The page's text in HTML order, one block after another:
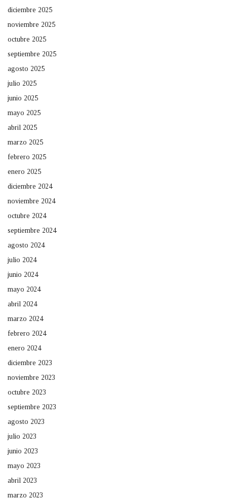
diciembre 2025
noviembre 2025
octubre 2025
septiembre 2025
agosto 2025
julio 2025
junio 2025
mayo 2025
abril 2025
marzo 2025
febrero 2025
enero 2025
diciembre 2024
noviembre 2024
octubre 2024
septiembre 2024
agosto 2024
julio 2024
junio 2024
mayo 2024
abril 2024
marzo 2024
febrero 2024
enero 2024
diciembre 2023
noviembre 2023
octubre 2023
septiembre 2023
agosto 2023
julio 2023
junio 2023
mayo 2023
abril 2023
marzo 2023